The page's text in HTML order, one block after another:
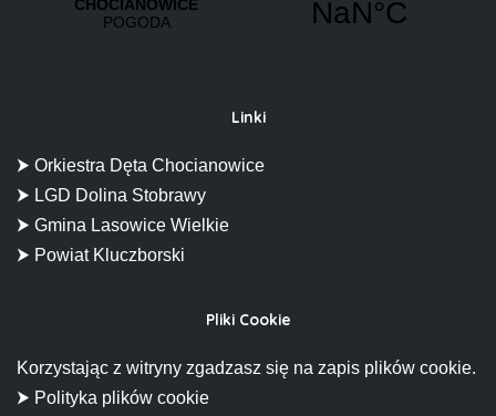
Linki
⮞ Orkiestra Dęta Chocianowice
⮞ LGD Dolina Stobrawy
⮞ Gmina Lasowice Wielkie
⮞ Powiat Kluczborski
Pliki Cookie
Korzystając z witryny zgadzasz się na zapis plików cookie.
⮞ Polityka plików cookie